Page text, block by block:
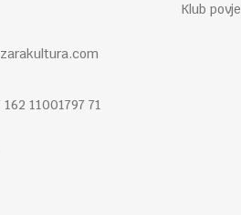
11001797 71
Klub